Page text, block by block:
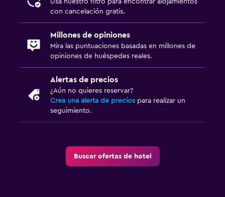
con cancelación gratis.
Millones de opiniones
Mira las puntuaciones basadas en millones de
opiniones de huéspedes reales.
Alertas de precios
¿Aún no quieres reservar?
Crea una alerta de precios para realizar un
seguimiento.
Buscar ofertas de hotel